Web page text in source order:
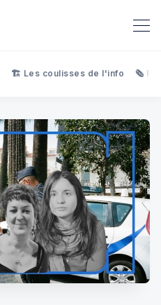
🏗️ Les coulisses de l'info 🗞️